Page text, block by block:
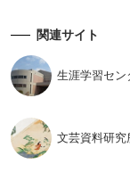
関連サイト
生涯学習セン
文芸資料研究